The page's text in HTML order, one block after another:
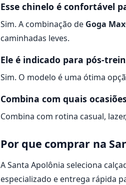
Esse chinelo é confortável
Sim. A combinação de Goga
caminhadas leves.
Ele é indicado para pós-
Sim. O modelo é uma ótima
Combina com quais
Combina com rotina casual,
Por que comprar na
A Santa Apolônia seleciona
especializado e entrega rápida